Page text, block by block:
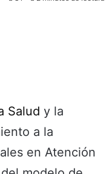
Salud y la
a la
en Atención